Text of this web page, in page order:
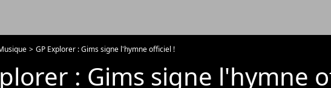
GP Explorer : Gims signe l'hymne officiel !
: Gims signe l'hymne